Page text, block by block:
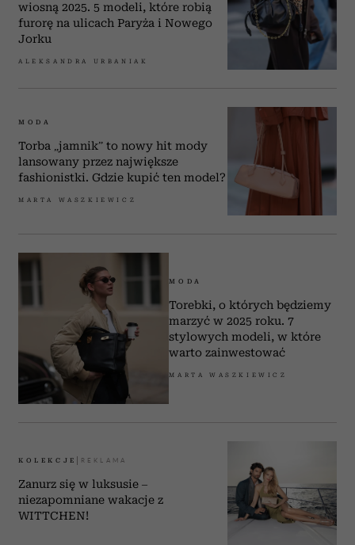
wiosną 2025. 5 modeli, które robią
furorę na ulicach Paryża i Nowego
Jorku
ALEKSANDRA URBANIAK
MODA
Torba „jamnik” to nowy hit mody
lansowany przez największe
fashionistki. Gdzie kupić ten model?
MARTA WASZKIEWICZ
MODA
Torebki, o których będziemy
marzyć w 2025 roku. 7
stylowych modeli, w które
warto zainwestować
MARTA WASZKIEWICZ
KOLEKCJE
Zanurz się w luksusie –
niezapomniane wakacje z
WITTCHEN!